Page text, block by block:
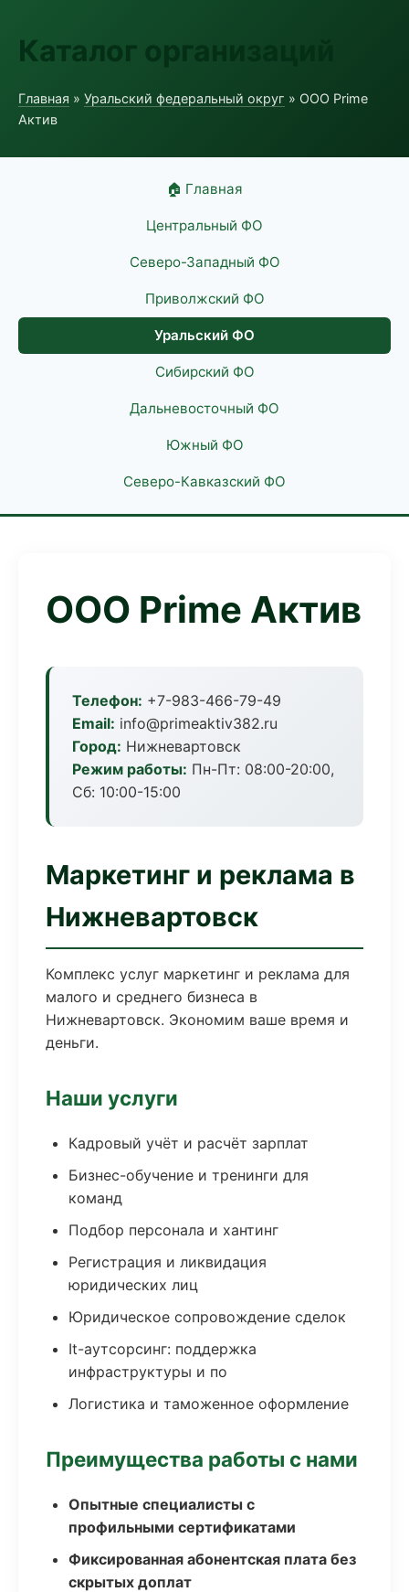
Каталог организаций
Главная » Уральский федеральный округ » ООО Prime
Актив
🏠 Главная
Центральный ФО
Северо-Западный ФО
Приволжский ФО
Уральский ФО
Сибирский ФО
Дальневосточный ФО
Южный ФО
Северо-Кавказский ФО
ООО Prime Актив
Телефон: +7-983-466-79-49
Email: info@primeaktiv382.ru
Город: Нижневартовск
Режим работы: Пн-Пт: 08:00-20:00,
Сб: 10:00-15:00
Маркетинг и реклама в
Нижневартовск
Комплекс услуг маркетинг и реклама для
малого и среднего бизнеса в
Нижневартовск. Экономим ваше время и
деньги.
Наши услуги
Кадровый учёт и расчёт зарплат
Бизнес-обучение и тренинги для
команд
Подбор персонала и хантинг
Регистрация и ликвидация
юридических лиц
Юридическое сопровождение сделок
It-аутсорсинг: поддержка
инфраструктуры и по
Логистика и таможенное оформление
Преимущества работы с нами
Опытные специалисты с
профильными сертификатами
Фиксированная абонентская плата без
скрытых доплат